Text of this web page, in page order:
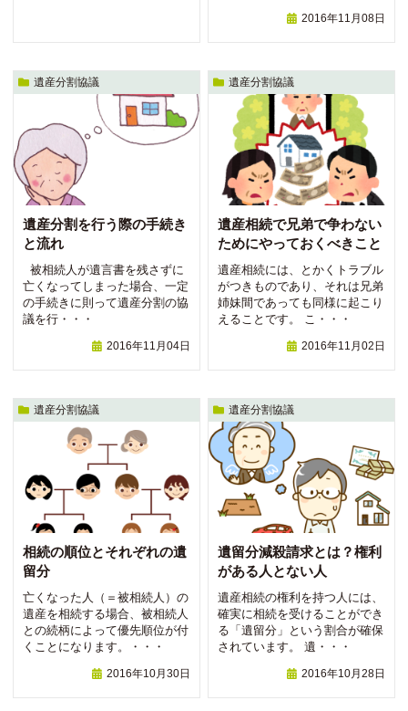
2016年11月08日
遺産分割協議
遺産分割を行う際の手続き
と流れ
被相続人が遺言書を残さずに
亡くなってしまった場合、一定
の手続きに則って遺産分割の協
議を行・・・
2016年11月04日
遺産分割協議
遺産相続で兄弟で争わない
ためにやっておくべきこと
遺産相続には、とかくトラブル
がつきものであり、それは兄弟
姉妹間であっても同様に起こり
えることです。 こ・・・
2016年11月02日
遺産分割協議
相続の順位とそれぞれの遺
留分
亡くなった人（＝被相続人）の
遺産を相続する場合、被相続人
との続柄によって優先順位が付
くことになります。・・・
2016年10月30日
遺産分割協議
遺留分減殺請求とは？権利
がある人とない人
遺産相続の権利を持つ人には、
確実に相続を受けることができ
る「遺留分」という割合が確保
されています。 遺・・・
2016年10月28日